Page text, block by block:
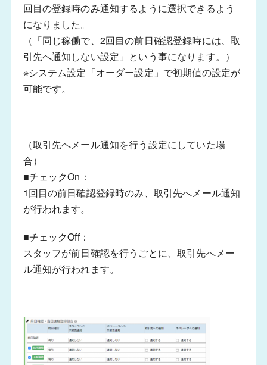
回目の登録時のみ通知するように選択できるよう
になりました。
（「同じ稼働で、2回目の前日確認登録時には、取
引先へ通知しない設定」という事になります。）
※システム設定「オーダー設定」で初期値の設定が
可能です。
（取引先へメール通知を行う設定にしていた場
合）
■チェックOn：
1回目の前日確認登録時のみ、取引先へメール通知
が行われます。
■チェックOff：
スタッフが前日確認を行うごとに、取引先へメー
ル通知が行われます。